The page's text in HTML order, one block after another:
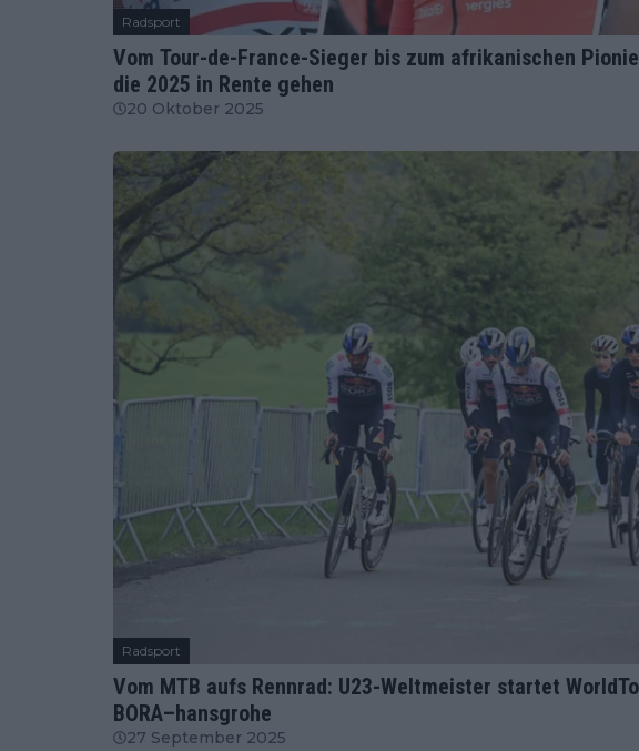
Radsport
Vom Tour-de-France-Sieger bis zum afrikanischen
die 2025 in Rente gehen
20 Oktober 2025
Radsport
Vom MTB aufs Rennrad: U23-Weltmeister startet
BORA–hansgrohe
27 September 2025